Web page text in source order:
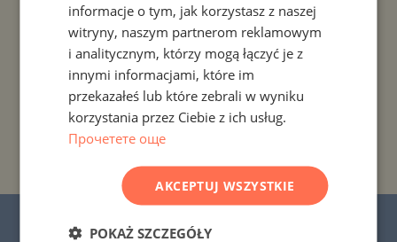
PROJEKTY I NIERUCHOMOŚCI WEDŁUG TYPU
NIERUCHOMOŚCI
PROJEKTY I NIERUCHOMOŚCI WEDŁUG REGIONU
PROJEKTY I NIERUCHOMOŚCI WEDŁUG NAZWY
© 2016-2026 „Stonehard Marketing” Ltd.
GERMAN
FRENCH
ROMANIAN
informacje o tym, jak korzystasz z naszej
witryny, naszym partnerom reklamowym
i analitycznym, którzy mogą łączyć je z
innymi informacjami, które im
przekazałeś lub które zebrali w wyniku
korzystania przez Ciebie z ich usług.
Прочетете още
AKCEPTUJ WSZYSTKIE
POKAŻ SZCZEGÓŁY